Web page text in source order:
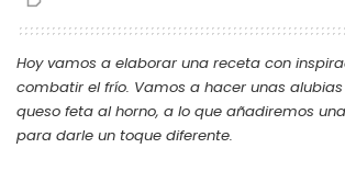
Hoy vamos a elaborar una receta con
combatir el frío. Vamos a hacer unas
queso feta al horno, a lo que añadiremos
para darle un toque diferente.